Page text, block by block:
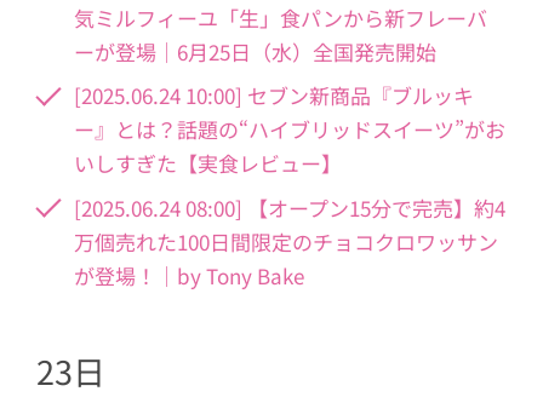
気ミルフィーユ「生」食パンから新フレーバ
ーが登場｜6月25日（水）全国発売開始
[2025.06.24 10:00] セブン新商品『ブルッキ
ー』とは？話題の“ハイブリッドスイーツ”がお
いしすぎた【実食レビュー】
[2025.06.24 08:00] 【オープン15分で完売】約4
万個売れた100日間限定のチョコクロワッサン
が登場！｜by Tony Bake
23日